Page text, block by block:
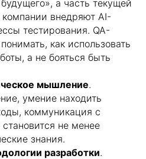
а часть текущей
внедряют AI-
тестирования. QA-
как использовать
а не бояться быть
мышление.
умение находить
коммуникация с
не менее
знания.
разработки.